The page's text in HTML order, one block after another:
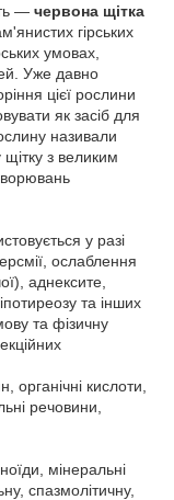
— червона щітка
гірських
умовах,
Уже давно
цієї рослини
як засіб для
називали
з великим
у разі
ослаблення
аднексите,
та інших
та фізичну
органічні кислоти,
речовини,
мінеральні
спазмолітичну,